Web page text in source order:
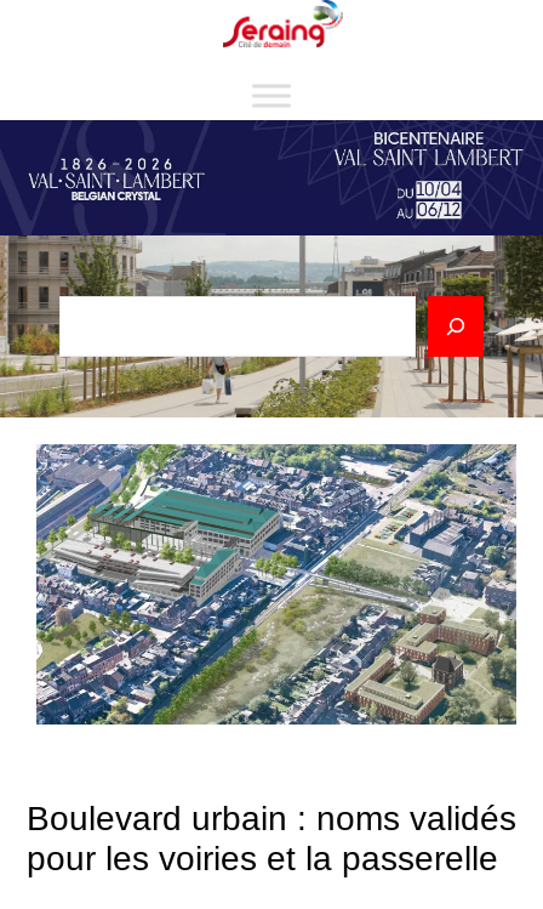
Rechercher
Boulevard urbain : noms validés
pour les voiries et la passerelle
Cookies management panel